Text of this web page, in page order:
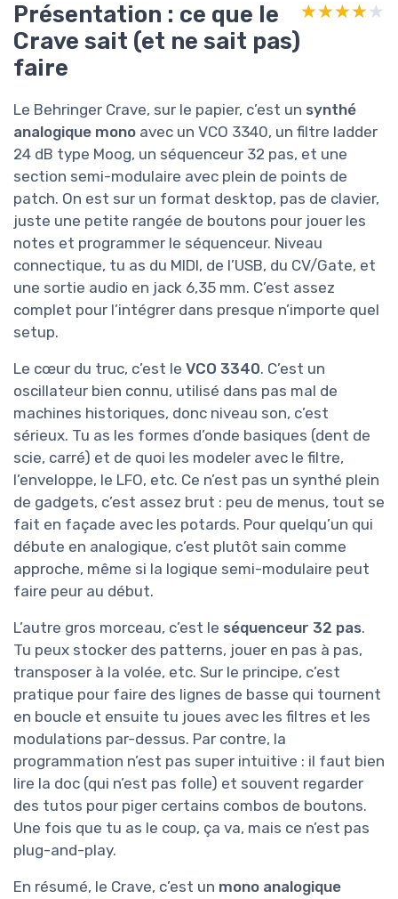
Présentation : ce que le
Crave sait (et ne sait pas)
faire
★★★★★
★★★★★
Le Behringer Crave, sur le papier, c’est un synthé
analogique mono avec un VCO 3340, un filtre ladder
24 dB type Moog, un séquenceur 32 pas, et une
section semi-modulaire avec plein de points de
patch. On est sur un format desktop, pas de clavier,
juste une petite rangée de boutons pour jouer les
notes et programmer le séquenceur. Niveau
connectique, tu as du MIDI, de l’USB, du CV/Gate, et
une sortie audio en jack 6,35 mm. C’est assez
complet pour l’intégrer dans presque n’importe quel
setup.
Le cœur du truc, c’est le VCO 3340. C’est un
oscillateur bien connu, utilisé dans pas mal de
machines historiques, donc niveau son, c’est
sérieux. Tu as les formes d’onde basiques (dent de
scie, carré) et de quoi les modeler avec le filtre,
l’enveloppe, le LFO, etc. Ce n’est pas un synthé plein
de gadgets, c’est assez brut : peu de menus, tout se
fait en façade avec les potards. Pour quelqu’un qui
débute en analogique, c’est plutôt sain comme
approche, même si la logique semi-modulaire peut
faire peur au début.
L’autre gros morceau, c’est le séquenceur 32 pas.
Tu peux stocker des patterns, jouer en pas à pas,
transposer à la volée, etc. Sur le principe, c’est
pratique pour faire des lignes de basse qui tournent
en boucle et ensuite tu joues avec les filtres et les
modulations par-dessus. Par contre, la
programmation n’est pas super intuitive : il faut bien
lire la doc (qui n’est pas folle) et souvent regarder
des tutos pour piger certains combos de boutons.
Une fois que tu as le coup, ça va, mais ce n’est pas
plug-and-play.
En résumé, le Crave, c’est un mono analogique